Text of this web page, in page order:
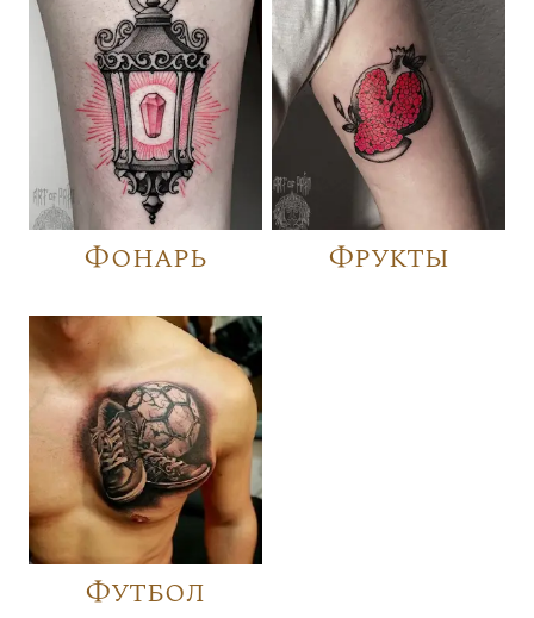
Фонарь Фрукты
Футбол